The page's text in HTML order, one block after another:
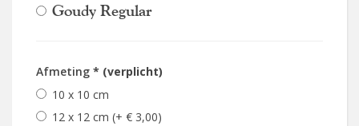
Goudy Regular
Afmeting * (verplicht)
10 x 10 cm
12 x 12 cm (+ € 3,00)